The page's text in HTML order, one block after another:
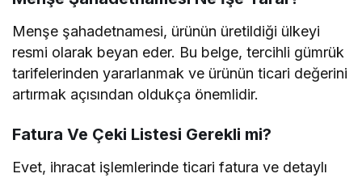
Menşe şahadetnamesi, ürünün üretildiği ülkeyi
resmi olarak beyan eder. Bu belge, tercihli gümrük
tarifelerinden yararlanmak ve ürünün ticari değerini
artırmak açısından oldukça önemlidir.
Fatura Ve Çeki Listesi Gerekli mi?
Evet, ihracat işlemlerinde ticari fatura ve detaylı